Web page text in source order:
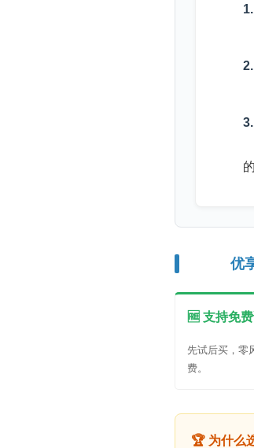
优享
🆓 支持免
先试后买，零
费。
🏆 为什么